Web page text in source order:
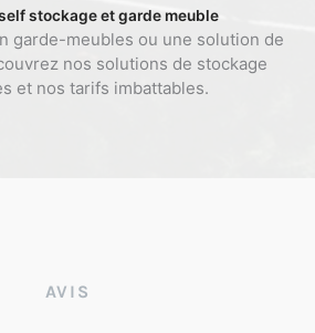
stockage et garde meuble
garde-meubles ou une solution de
nos solutions de stockage
et nos tarifs imbattables.
AVIS